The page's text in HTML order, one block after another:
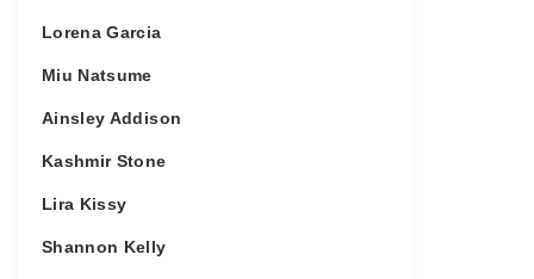
Lorena Garcia
Miu Natsume
Ainsley Addison
Kashmir Stone
Lira Kissy
Shannon Kelly